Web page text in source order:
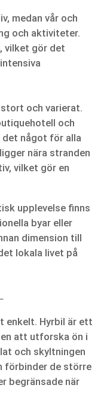
medan vår och
och aktiviteter.
vilket gör det
och varierat.
och
det något för alla
nära stranden
vilket gör en
upplevelse finns
byar eller
dimension till
lokala livet på
enkelt. Hyrbil är ett
att utforska ön i
och skyltningen
förbinder de större
begränsade när